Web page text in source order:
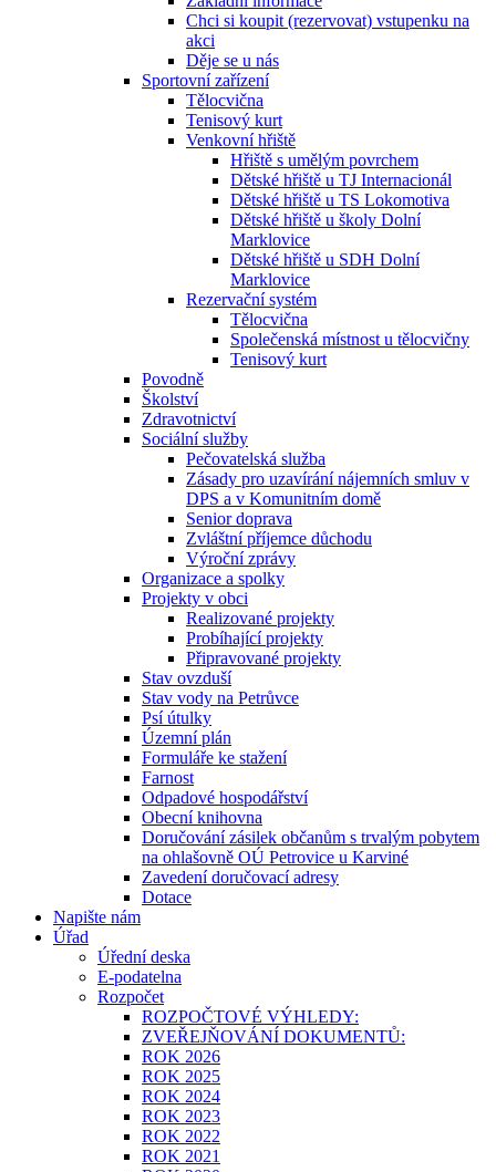
Chci si koupit (rezervovat) vstupenku na
akci
Děje se u nás
Sportovní zařízení
Tělocvična
Tenisový kurt
Venkovní hřiště
Hřiště s umělým povrchem
Dětské hřiště u TJ Internacionál
Dětské hřiště u TS Lokomotiva
Dětské hřiště u školy Dolní
Marklovice
Dětské hřiště u SDH Dolní
Marklovice
Rezervační systém
Tělocvična
Společenská místnost u tělocvičny
Tenisový kurt
Povodně
Školství
Zdravotnictví
Sociální služby
Pečovatelská služba
Zásady pro uzavírání nájemních smluv v
DPS a v Komunitním domě
Senior doprava
Zvláštní příjemce důchodu
Výroční zprávy
Organizace a spolky
Projekty v obci
Realizované projekty
Probíhající projekty
Připravované projekty
Stav ovzduší
Stav vody na Petrůvce
Psí útulky
Územní plán
Formuláře ke stažení
Farnost
Odpadové hospodářství
Obecní knihovna
Doručování zásilek občanům s trvalým pobytem
na ohlašovně OÚ Petrovice u Karviné
Zavedení doručovací adresy
Dotace
Napište nám
Úřad
Úřední deska
E-podatelna
Rozpočet
ROZPOČTOVÉ VÝHLEDY:
ZVEŘEJŇOVÁNÍ DOKUMENTŮ:
ROK 2026
ROK 2025
ROK 2024
ROK 2023
ROK 2022
ROK 2021